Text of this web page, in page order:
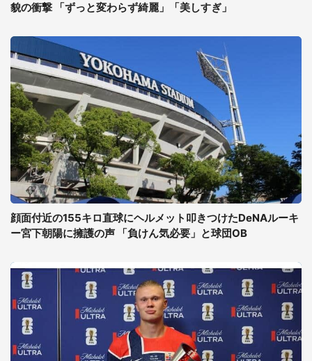
貌の衝撃 「ずっと変わらず綺麗」「美しすぎ」
顔面付近の155キロ直球にヘルメット叩きつけたDeNAルーキ
ー宮下朝陽に擁護の声 「負けん気必要」と球団OB